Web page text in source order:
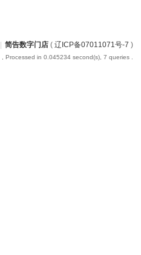
| 简告数字门店( 辽ICP备07011071号-7 )
, Processed in 0.045234 second(s), 7 queries .